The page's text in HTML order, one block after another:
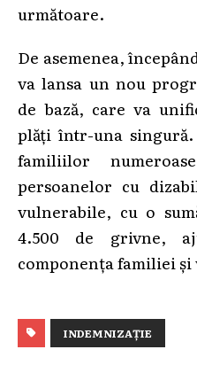
următoare.
De asemenea,
va lansa un nou
de bază, care va
plăți într-una singură.
familiilor
persoanelor cu
vulnerabile, cu o
4.500 de grivne,
componența familiei
INDEMNIZAȚIE